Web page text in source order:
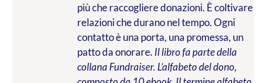
più che raccogliere donazioni. È coltivare
relazioni che durano nel tempo. Ogni
contatto è una porta, una promessa, un
patto da onorare. Il libro fa parte della
collana Fundraiser. L’alfabeto del dono,